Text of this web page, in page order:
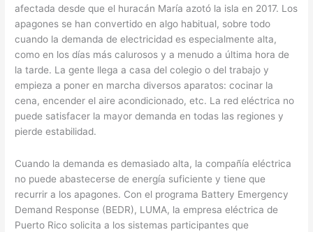
afectada desde que el huracán María azotó la isla en 2017. Los
apagones se han convertido en algo habitual, sobre todo
cuando la demanda de electricidad es especialmente alta,
como en los días más calurosos y a menudo a última hora de
la tarde. La gente llega a casa del colegio o del trabajo y
empieza a poner en marcha diversos aparatos: cocinar la
cena, encender el aire acondicionado, etc. La red eléctrica no
puede satisfacer la mayor demanda en todas las regiones y
pierde estabilidad.
Cuando la demanda es demasiado alta, la compañía eléctrica
no puede abastecerse de energía suficiente y tiene que
recurrir a los apagones. Con el programa Battery Emergency
Demand Response (BEDR), LUMA, la empresa eléctrica de
Puerto Rico solicita a los sistemas participantes que